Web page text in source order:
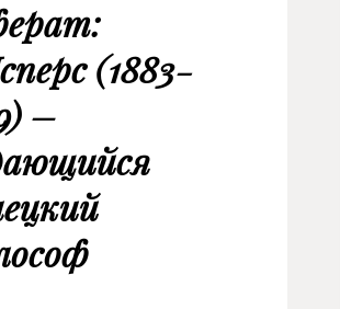
(1883-
–